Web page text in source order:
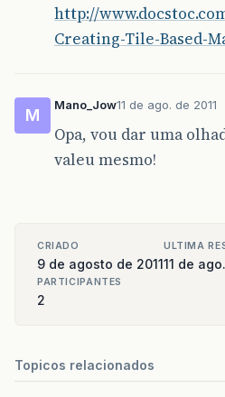
http://
Creating-Tile-Based-
M
Mano_Jow11 de ago. de 2011
Opa, vou dar uma
valeu mesmo!
CRIADO
9 de agosto de 2011
ULTIMA
11 de
PARTICIPANTES
2
Topicos relacionados